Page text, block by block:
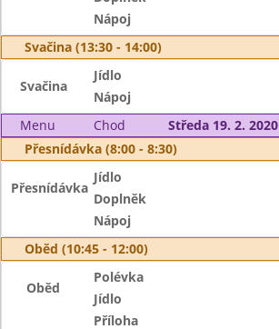
Nápoj
Svačina (13:30 - 14:00)
Svačina
Jídlo
Nápoj
Menu
Chod
Středa 19. 2. 2020
Přesnídávka (8:00 - 8:30)
Přesnídávka
Jídlo
Doplněk
Nápoj
Oběd (10:45 - 12:00)
Oběd
Polévka
Jídlo
Příloha